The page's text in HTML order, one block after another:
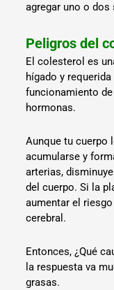
agregar uno o
Peligros del
El colesterol es
hígado y
funcionamiento
hormonas.
Aunque tu cuerpo
acumularse y
arterias,
del cuerpo. Si la
aumentar el
cerebral.
Entonces, ¿Qué
la respuesta va
grasas.